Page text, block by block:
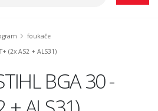
foukače
(2x AS2 + ALS31)
BGA 30 -